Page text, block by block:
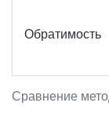
Сравнение
Обратимость